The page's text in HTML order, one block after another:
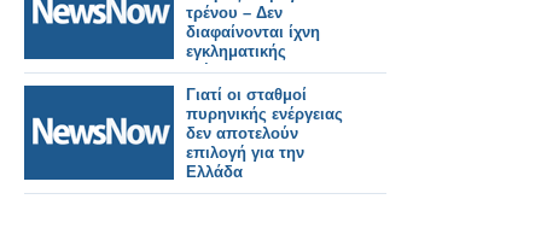
τρένου – Δεν
διαφαίνονται ίχνη
εγκληματικής
ενέργειας.
Γιατί οι σταθμοί
πυρηνικής ενέργειας
δεν αποτελούν
επιλογή για την
Ελλάδα